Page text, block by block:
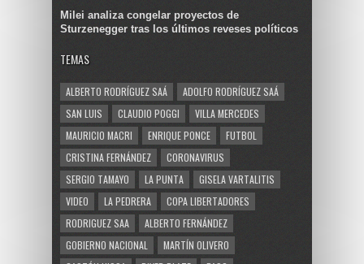
Milei analiza congelar proyectos de
Sturzenegger tras los últimos reveses políticos
TEMAS
ALBERTO RODRÍGUEZ SAÁ
ADOLFO RODRÍGUEZ SAÁ
SAN LUIS
CLAUDIO POGGI
VILLA MERCEDES
MAURICIO MACRI
ENRIQUE PONCE
FUTBOL
CRISTINA FERNÁNDEZ
CORONAVIRUS
SERGIO TAMAYO
LA PUNTA
GISELA VARTALITIS
VIDEO
LA PEDRERA
COPA LIBERTADORES
RODRIGUEZ SAA
ALBERTO FERNÁNDEZ
GOBIERNO NACIONAL
MARTÍN OLIVERO